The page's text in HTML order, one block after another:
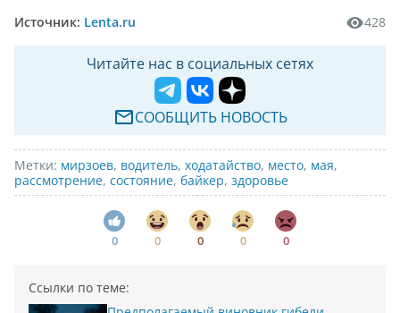
Источник: Lenta.ru 428
Читайте нас в социальных сетях
СООБЩИТЬ НОВОСТЬ
Метки: мирзоев, водитель, ходатайство, место, мая,
рассмотрение, состояние, байкер, здоровье
0 0 0 0 0
Ссылки по теме: